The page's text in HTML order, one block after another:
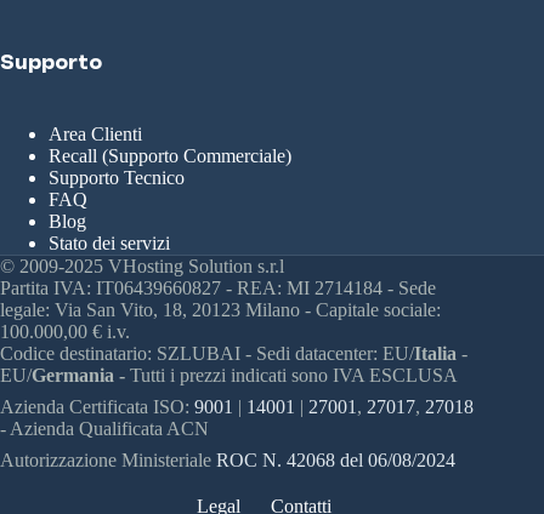
Supporto
Area Clienti
Recall (Supporto Commerciale)
Supporto Tecnico
FAQ
Blog
Stato dei servizi
© 2009-2025 VHosting Solution s.r.l
Partita IVA: IT06439660827 - REA: MI 2714184 - Sede
legale: Via San Vito, 18, 20123 Milano - Capitale sociale:
100.000,00 € i.v.
Codice destinatario: SZLUBAI - Sedi datacenter: EU/Italia -
EU/Germania - Tutti i prezzi indicati sono IVA ESCLUSA
Azienda Certificata ISO: 9001 | 14001 | 27001 , 27017, 27018
- Azienda Qualificata ACN
Autorizzazione Ministeriale ROC N. 42068 del 06/08/2024
Legal Contatti